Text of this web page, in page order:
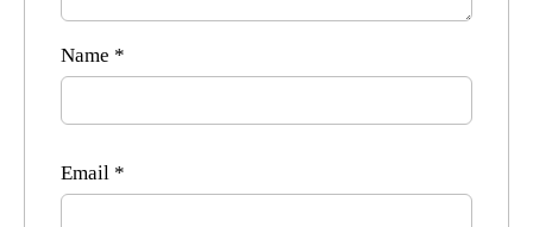
Name *
Email *